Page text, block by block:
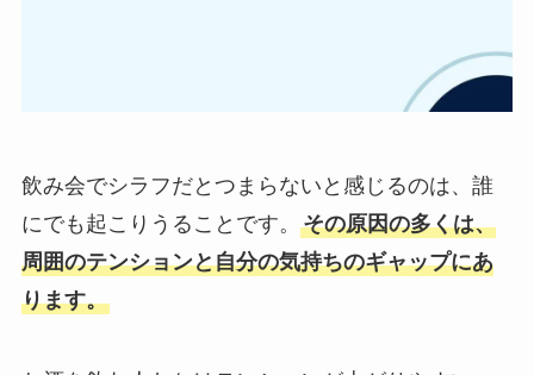
飲み会でシラフだとつまらないと感じるのは、誰
にでも起こりうることです。 その原因の多くは、
周囲のテンションと自分の気持ちのギャップにあ
ります。